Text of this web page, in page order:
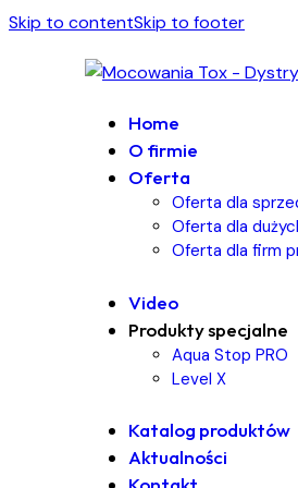
Skip to contentSkip to footer
Home
O firmie
Oferta
Oferta dla
Oferta dla
Oferta dla firm
Video
Produkty specjalne
Aqua Stop PRO
Level X
Katalog produktów
Aktualności